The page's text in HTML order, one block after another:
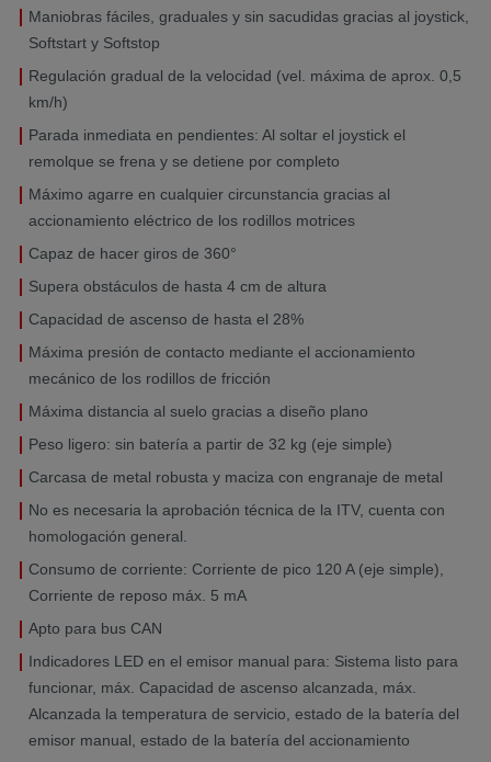
Maniobras fáciles, graduales y sin sacudidas gracias al joystick,
Softstart y Softstop
Regulación gradual de la velocidad (vel. máxima de aprox. 0,5
km/h)
Parada inmediata en pendientes: Al soltar el joystick el
remolque se frena y se detiene por completo
Máximo agarre en cualquier circunstancia gracias al
accionamiento eléctrico de los rodillos motrices
Capaz de hacer giros de 360°
Supera obstáculos de hasta 4 cm de altura
Capacidad de ascenso de hasta el 28%
Máxima presión de contacto mediante el accionamiento
mecánico de los rodillos de fricción
Máxima distancia al suelo gracias a diseño plano
Peso ligero: sin batería a partir de 32 kg (eje simple)
Carcasa de metal robusta y maciza con engranaje de metal
No es necesaria la aprobación técnica de la ITV, cuenta con
homologación general.
Consumo de corriente: Corriente de pico 120 A (eje simple),
Corriente de reposo máx. 5 mA
Apto para bus CAN
Indicadores LED en el emisor manual para: Sistema listo para
funcionar, máx. Capacidad de ascenso alcanzada, máx.
Alcanzada la temperatura de servicio, estado de la batería del
emisor manual, estado de la batería del accionamiento